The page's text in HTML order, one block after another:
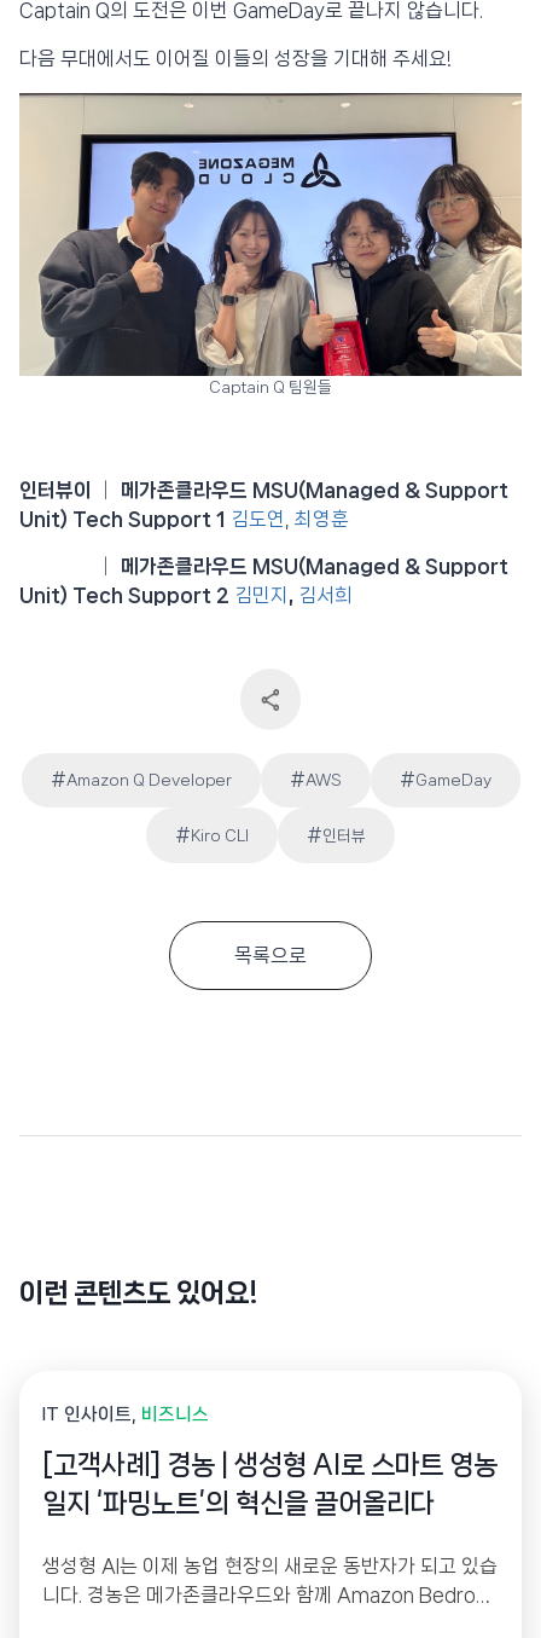
Captain Q의 도전은 이번 GameDay로 끝나지 않습니다.
다음 무대에서도 이어질 이들의 성장을 기대해 주세요!
Captain Q 팀원들
인터뷰이 │ 메가존클라우드 MSU(Managed & Support
Unit) Tech Support 1 김도연 최영훈
│ 메가존클라우드 MSU(Managed & Support
Unit) Tech Support 2 김민지 , 김서희
Tags:
#Amazon Q Developer #AWS #GameDay
#Kiro CLI #인터뷰
목록으로
이런 콘텐츠도 있어요!
IT 인사이트 비즈니스
[고객사례] 경농 | 생성형 AI로 스마트 영농
일지 ‘파밍노트’의 혁신을 끌어올리다
생성형 AI는 이제 농업 현장의 새로운 동반자가 되고 있습
니다. 경농은 메가존클라우드와 함께 Amazon Bedrock